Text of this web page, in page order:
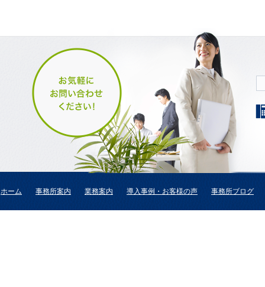
ホーム 事務所案内 業務案内 導入事例・お客様の声 事務所ブログ